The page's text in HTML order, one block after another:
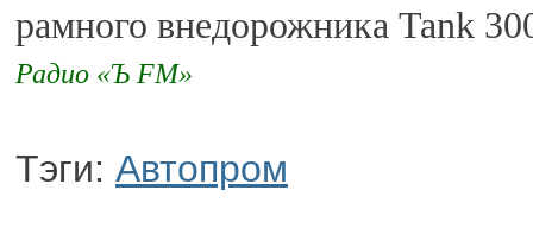
рамного внедорожника Tank
Радио «Ъ FM»
Тэги: Автопром